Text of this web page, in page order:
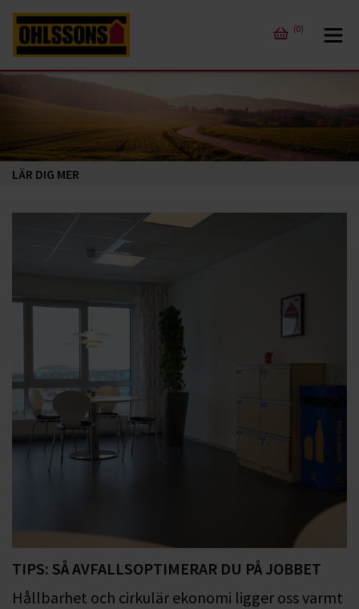
(0)
LÄR DIG MER
TIPS: SÅ AVFALLSOPTIMERAR DU PÅ JOBBET
Hållbarhet och cirkulär ekonomi ligger oss varmt